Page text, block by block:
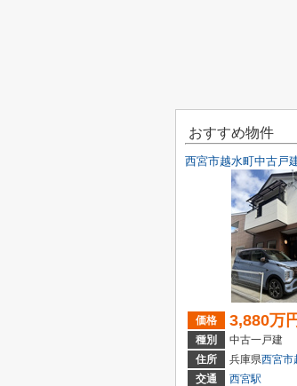
おすすめ物件
西宮市越水町中古戸
価格 3,880万
種別
中古一戸建
住所
兵庫県西宮市
交通
西宮駅